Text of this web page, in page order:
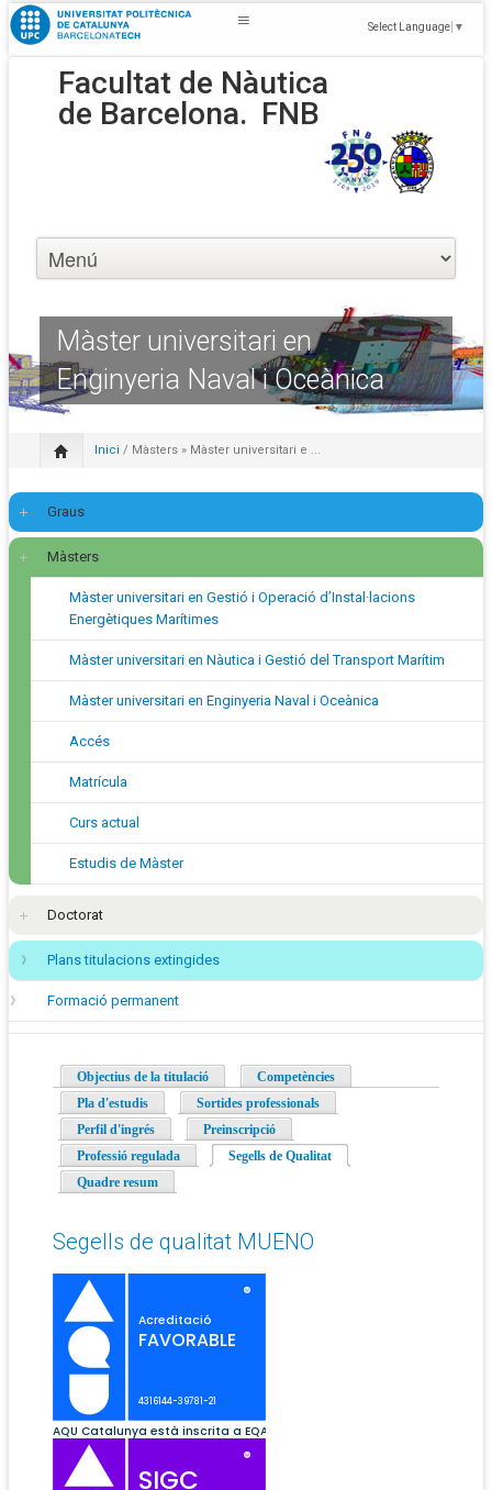
Select Language ▼
Facultat de Nàutica
de Barcelona. FNB
Màster universitari en
Enginyeria Naval i Oceànica
Inici / Màsters » Màster universitari e ...
Graus
Màsters
Màster universitari en Gestió i Operació d’Instal·lacions
Energètiques Marítimes
Màster universitari en Nàutica i Gestió del Transport Marítim
Màster universitari en Enginyeria Naval i Oceànica
Accés
Matrícula
Curs actual
Estudis de Màster
Doctorat
Plans titulacions extingides
Formació permanent
Objectius de la titulació
Competències
Pla d'estudis
Sortides professionals
Perfil d'ingrés
Preinscripció
Professió regulada
Segells de Qualitat
Quadre resum
Segells de qualitat MUENO